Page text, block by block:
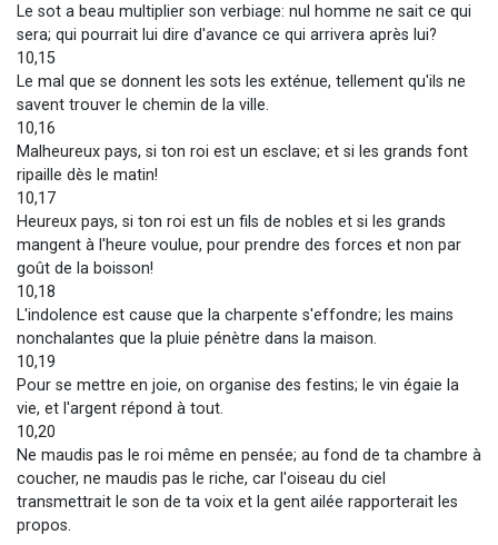
Le sot a beau multiplier son verbiage: nul homme ne sait ce qui
sera; qui pourrait lui dire d'avance ce qui arrivera après lui?
10,15
Le mal que se donnent les sots les exténue, tellement qu'ils ne
savent trouver le chemin de la ville.
10,16
Malheureux pays, si ton roi est un esclave; et si les grands font
ripaille dès le matin!
10,17
Heureux pays, si ton roi est un fils de nobles et si les grands
mangent à l'heure voulue, pour prendre des forces et non par
goût de la boisson!
10,18
L'indolence est cause que la charpente s'effondre; les mains
nonchalantes que la pluie pénètre dans la maison.
10,19
Pour se mettre en joie, on organise des festins; le vin égaie la
vie, et l'argent répond à tout.
10,20
Ne maudis pas le roi même en pensée; au fond de ta chambre à
coucher, ne maudis pas le riche, car l'oiseau du ciel
transmettrait le son de ta voix et la gent ailée rapporterait les
propos.